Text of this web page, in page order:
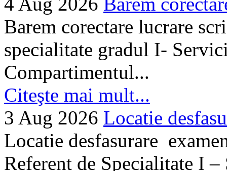
Barem corectare lucrare
specialitate gradul I-
Compartimentul...
Citeşte mai mult...
3 Aug 2026 Locatie
Locatie desfasurare
Referent de Specialitate I